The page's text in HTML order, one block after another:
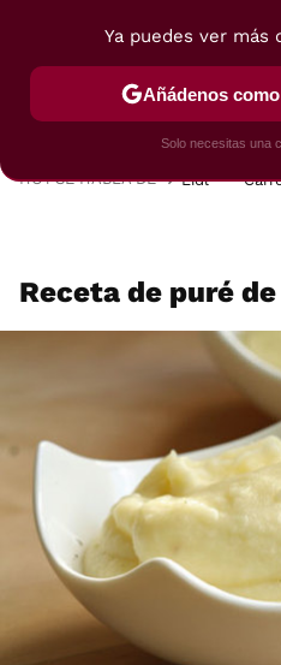
POSTRES VIAJES
HOY SE HABLA DE Lidl
Receta de puré
Ya puedes ver más
Añádenos
Solo necesitas una